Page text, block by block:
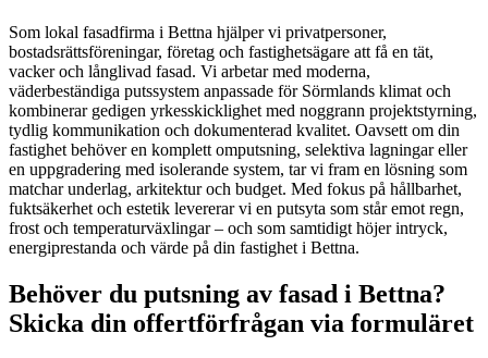
Som lokal fasadfirma i Bettna hjälper vi privatpersoner,
bostadsrättsföreningar, företag och fastighetsägare att få en tät,
vacker och långlivad fasad. Vi arbetar med moderna,
väderbeständiga putssystem anpassade för Sörmlands klimat och
kombinerar gedigen yrkesskicklighet med noggrann projektstyrning,
tydlig kommunikation och dokumenterad kvalitet. Oavsett om din
fastighet behöver en komplett omputsning, selektiva lagningar eller
en uppgradering med isolerande system, tar vi fram en lösning som
matchar underlag, arkitektur och budget. Med fokus på hållbarhet,
fuktsäkerhet och estetik levererar vi en putsyta som står emot regn,
frost och temperaturväxlingar – och som samtidigt höjer intryck,
energiprestanda och värde på din fastighet i Bettna.
Behöver du putsning av fasad i Bettna?
Skicka din offertförfrågan via formuläret